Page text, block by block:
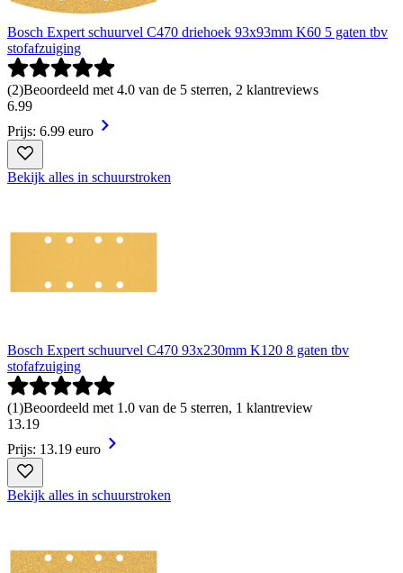
Bosch Expert schuurvel C470 driehoek 93x93mm K60 5 gaten tbv
stofafzuiging
(2)Beoordeeld met 4.0 van de 5 sterren, 2 klantreviews
6.99
Prijs: 6.99 euro
Bekijk alles in schuurstroken
Bosch Expert schuurvel C470 93x230mm K120 8 gaten tbv
stofafzuiging
(1)Beoordeeld met 1.0 van de 5 sterren, 1 klantreview
13.19
Prijs: 13.19 euro
Bekijk alles in schuurstroken